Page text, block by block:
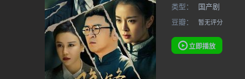
类型：
国产剧
豆瓣：
暂无评分
立即播放